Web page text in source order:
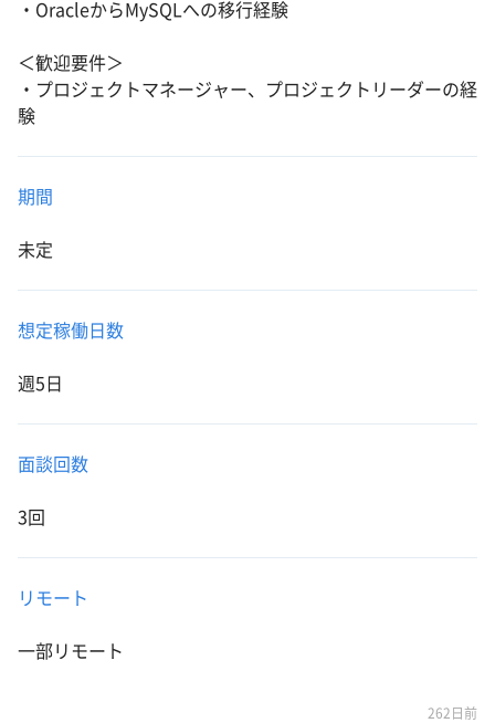
・OracleからMySQLへの移行経験
＜歓迎要件＞
・プロジェクトマネージャー、プロジェクトリーダーの経
験
期間
未定
想定稼働日数
週5日
面談回数
3回
リモート
一部リモート
262日前